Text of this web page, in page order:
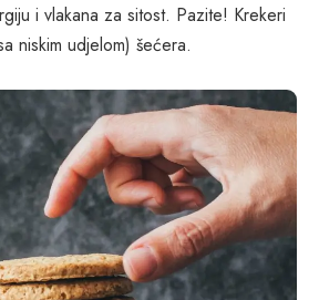
i vlakana za sitost. Pazite! Krekeri
niskim udjelom) šećera.